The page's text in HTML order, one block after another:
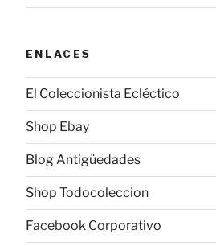
ENLACES
El Coleccionista Ecléctico
Shop Ebay
Blog Antigüedades
Shop Todocoleccion
Facebook Corporativo